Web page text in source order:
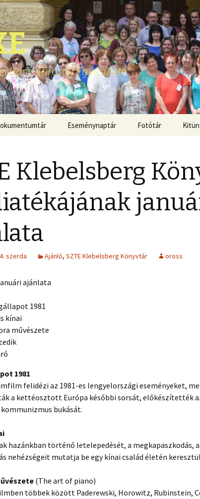
Könyvtárosok Egyesülete
Eseménynaptár Fotótár
Klebelsberg
szerda Ajánló, SZTE Klebelsberg Könyvtár oross
ajánlata
1981
kínai
művészete
1981
felidézi az 1981-es lengyelországi eseményeket,
a kettéosztott Európa későbbi sorsát, előkészítették
bukását.
hazánkban történő letelepedését, a megkapaszkodás,
nehézségeit mutatja be egy kínai család életén
(The art of piano)
többek között Paderewski, Horowitz, Rubinstein,